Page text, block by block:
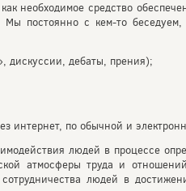
необходимое средство
постоянно с кем-то
дискуссии, дебаты, прения);
интернет, по обычной и
людей в процессе
атмосферы труда и
людей в